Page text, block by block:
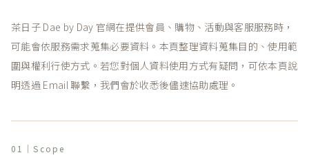
茶日子 Dae by Day 官網在提供會員、購物、活動與客服服務時，
可能會依服務需求蒐集必要資料。本頁整理資料蒐集目的、使用範
圍與權利行使方式。若您對個人資料使用方式有疑問，可依本頁說
明透過 Email 聯繫，我們會於收悉後儘速協助處理。
01｜Scope